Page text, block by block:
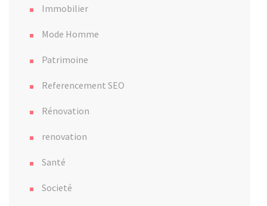
Immobilier
Mode Homme
Patrimoine
Referencement SEO
Rénovation
renovation
Santé
Societé